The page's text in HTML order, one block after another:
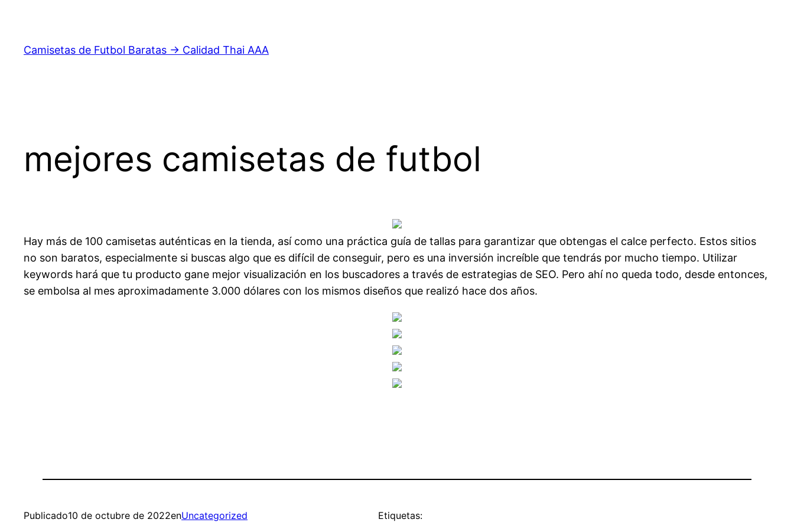
contenido
Camisetas de Futbol Baratas → Calidad Thai AAA
mejores camisetas de futbol
Hay más de 100 camisetas auténticas en la tienda, así como una práctica guía de tallas para garantizar que obtengas el calce perfecto. Estos sitios
no son baratos, especialmente si buscas algo que es difícil de conseguir, pero es una inversión increíble que tendrás por mucho tiempo. Utilizar
keywords hará que tu producto gane mejor visualización en los buscadores a través de estrategias de SEO. Pero ahí no queda todo, desde entonces,
se embolsa al mes aproximadamente 3.000 dólares con los mismos diseños que realizó hace dos años.
Publicado10 de octubre de 2022enUncategorized Etiquetas: